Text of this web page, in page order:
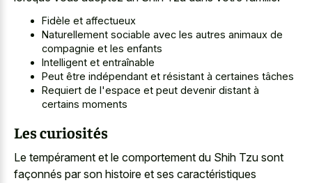
Fidèle et affectueux
Naturellement sociable avec les autres animaux de
compagnie et les enfants
Intelligent et entraînable
Peut être indépendant et résistant à certaines tâches
Requiert de l'espace et peut devenir distant à
certains moments
Les curiosités
Le tempérament et le comportement du Shih Tzu sont
façonnés par son histoire et ses caractéristiques